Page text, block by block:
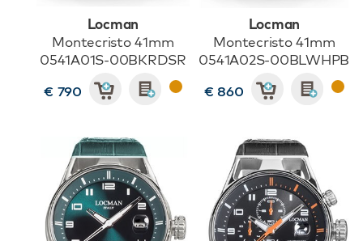
Locman
Montecristo 41mm
0541A01S-00BKRDSR
€ 790
Locman
Montecristo 41mm
0541A02S-00BLWHPB
€ 860